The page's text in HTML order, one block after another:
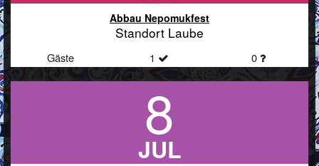
Abbau Nepomukfest
Standort Laube
Gäste 1 0
8
JUL